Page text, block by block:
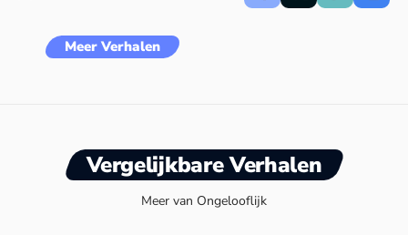
Meer Verhalen
Vergelijkbare Verhalen
Meer van Ongelooflijk